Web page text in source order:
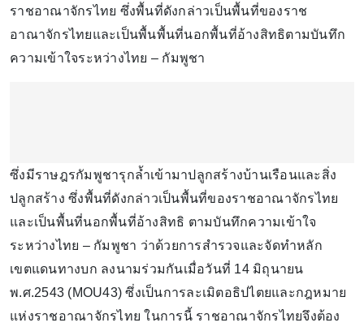
ราชอาณาจักรไทย ซึ่งพื้นที่ดังกล่าวเป็นพื้นที่ของราช
อาณาจักรไทยและเป็นพื้นพื้นที่นอกพื้นที่อ้างสิทธิตามบันทึก
ความเข้าใจระหว่างไทย – กัมพูชา
ซึ่งมีราษฎรกัมพูชารุกล้ำเข้ามาปลูกสร้างบ้านเรือนและสิ่ง
ปลูกสร้าง ซึ่งพื้นที่ดังกล่าวเป็นพื้นที่ของราชอาณาจักรไทย
และเป็นพื้นที่นอกพื้นที่อ้างสิทธิ ตามบันทึกความเข้าใจ
ระหว่างไทย – กัมพูชา ว่าด้วยการสำรวจและจัดทำหลัก
เขตแดนทางบก ลงนามร่วมกันเมื่อวันที่ 14 มิถุนายน
พ.ศ.2543 (MOU43) ซึ่งเป็นการละเมิตอธิปไตยและกฎหมาย
แห่งราชอาณาจักรไทย ในการนี้ ราชอาณาจักรไทยจึงต้อง